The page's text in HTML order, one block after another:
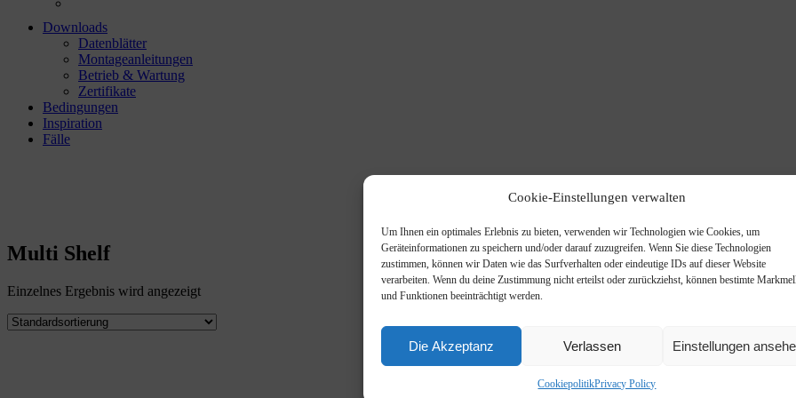
Cookie-Einstellungen verwalten
Um Ihnen ein optimales Erlebnis zu bieten, verwenden wir Technologien wie Cookies, um
Geräteinformationen zu speichern und/oder darauf zuzugreifen. Wenn Sie diese Technologien
zustimmen, können wir Daten wie das Surfverhalten oder eindeutige IDs auf dieser Website
verarbeiten. Wenn du deine Zustimmung nicht erteilst oder zurückziehst, können bestimte
und Funktionen beeinträchtigt werden.
Die Akzeptanz Verlassen Einstellungen
CookiepolitikPrivacy Policy
Downloads
Datenblätter
Montageanleitungen
Betrieb & Wartung
Zertifikate
Bedingungen
Inspiration
Fälle
Multi Shelf
Einzelnes Ergebnis wird angezeigt